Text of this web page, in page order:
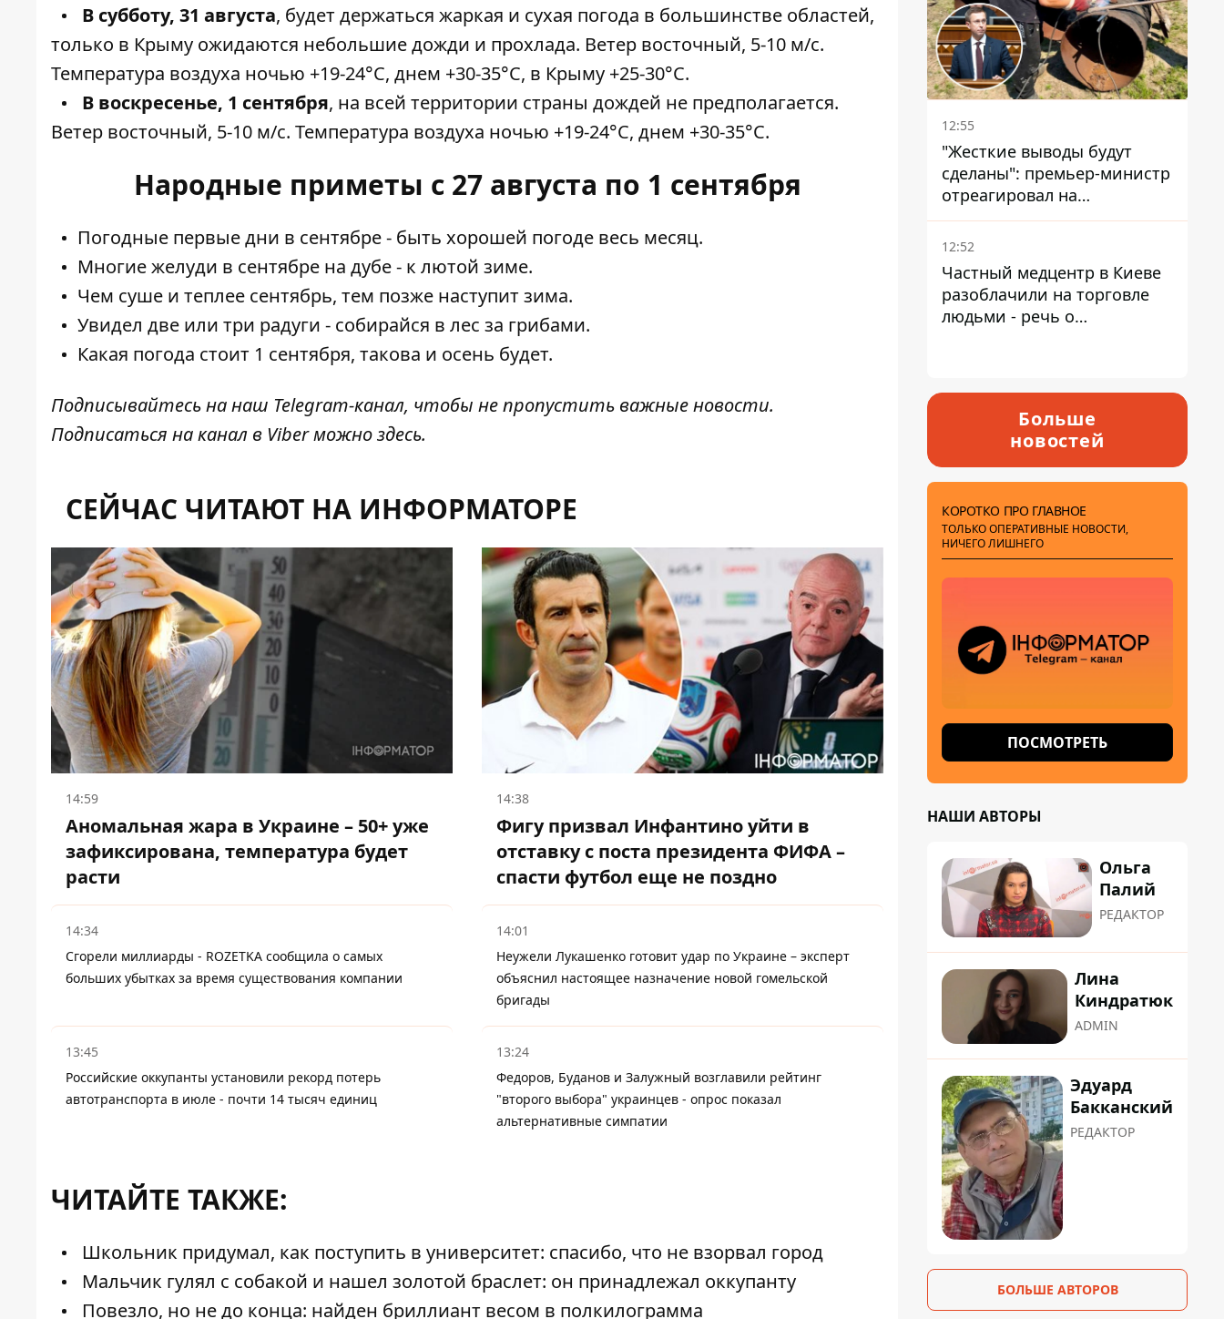
В субботу, 31 августа, будет держаться жаркая и сухая погода в большинстве областей,
только в Крыму ожидаются небольшие дожди и прохлада. Ветер восточный, 5-10 м/с.
Температура воздуха ночью +19-24°С, днем ​​+30-35°С, в Крыму +25-30°С.
В воскресенье, 1 сентября, на всей территории страны дождей не предполагается.
Ветер восточный, 5-10 м/с. Температура воздуха ночью +19-24°С, днем ​​+30-35°С.
Народные приметы с 27 августа по 1 сентября
Погодные первые дни в сентябре - быть хорошей погоде весь месяц.
Многие желуди в сентябре на дубе - к лютой зиме.
Чем суше и теплее сентябрь, тем позже наступит зима.
Увидел две или три радуги - собирайся в лес за грибами.
Какая погода стоит 1 сентября, такова и осень будет.
Подписывайтесь на наш Telegram-канал, чтобы не пропустить важные новости.
Подписаться на канал в Viber можноздесь.
СЕЙЧАС ЧИТАЮТ НА ИНФОРМАТОРЕ
14:59
Аномальная жара в Украине – 50+ уже
зафиксирована, температура будет
расти
14:38
Фигу призвал Инфантино уйти в
отставку с поста президента ФИФА –
спасти футбол еще не поздно
14:34
Сгорели миллиарды - ROZETKA сообщила о самых
больших убытках за время существования компании
14:01
Неужели Лукашенко готовит удар по Украине – эксперт
объяснил настоящее назначение новой гомельской
бригады
13:45
Российские оккупанты установили рекорд потерь
автотранспорта в июле - почти 14 тысяч единиц
13:24
Федоров, Буданов и Залужный возглавили рейтинг
"второго выбора" украинцев - опрос показал
альтернативные симпатии
ЧИТАЙТЕ ТАКЖЕ:
Школьник придумал, как поступить в университет: спасибо, что не взорвал город
Мальчик гулял с собакой и нашел золотой браслет: он принадлежал оккупанту
Повезло, но не до конца: найден бриллиант весом в полкилограмма
12:55
"Жесткие выводы будут
сделаны": премьер-министр
отреагировал на
несколькодневное
отсутствие воды в Марганце
12:52
Частный медцентр в Киеве
разоблачили на торговле
людьми - речь о
Больше
новостей
КОРОТКО ПРО ГЛАВНОЕ
ТОЛЬКО ОПЕРАТИВНЫЕ НОВОСТИ,
НИЧЕГО ЛИШНЕГО
ПОСМОТРЕТЬ
НАШИ АВТОРЫ
Ольга
Палий
РЕДАКТОР
Лина
Киндратюк
ADMIN
Эдуард
Бакканский
РЕДАКТОР
БОЛЬШЕ АВТОРОВ